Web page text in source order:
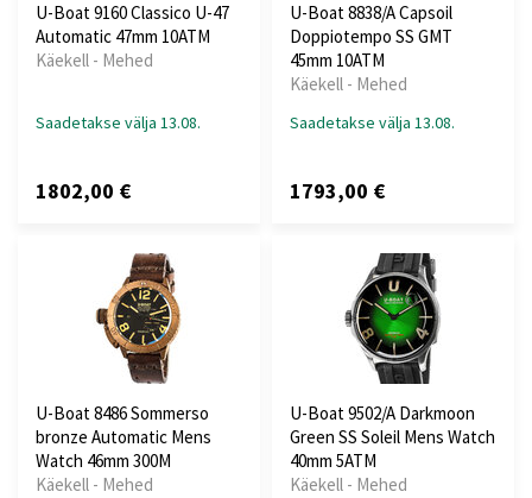
U-Boat 9160 Classico U-47
Automatic 47mm 10ATM
Käekell - Mehed
Saadetakse välja 13.08.
1802,00 €
U-Boat 8838/A Capsoil
Doppiotempo SS GMT
45mm 10ATM
Käekell - Mehed
Saadetakse välja 13.08.
1793,00 €
U-Boat 8486 Sommerso
bronze Automatic Mens
Watch 46mm 300M
Käekell - Mehed
U-Boat 9502/A Darkmoon
Green SS Soleil Mens Watch
40mm 5ATM
Käekell - Mehed